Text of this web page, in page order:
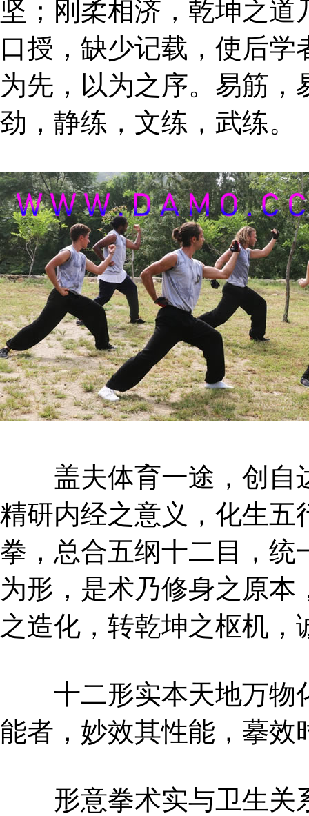
坚；刚柔相济，乾坤之
口授，缺少记载，使后
为先，以为之序。易筋
劲，静练，文练，武练。
盖夫体育一途，创自
精研内经之意义，化生五
拳，总合五纲十二目，统
为形，是术乃修身之原
之造化，转乾坤之枢机，
十二形实本天地万物
能者，妙效其性能，摹效
形意拳术实与卫生关